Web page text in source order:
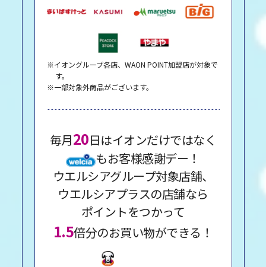
※イオングループ各店、WAON POINT加盟店が対象で
す。
※一部対象外商品がございます。
毎月20日はイオンだけではなく
もお客様感謝デー！
ウエルシアグループ対象店舗、
ウエルシアプラスの店舗なら
ポイントをつかって
1.5倍分のお買い物ができる！